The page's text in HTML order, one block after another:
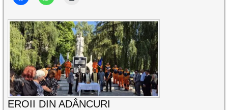
EROII DIN ADÂNCURI